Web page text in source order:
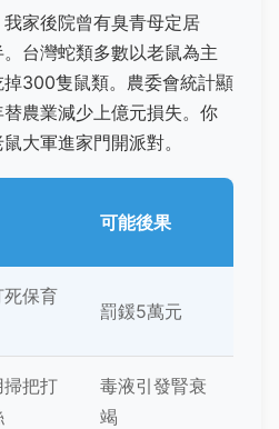
家後院曾有臭青母定居
台灣蛇類多數以老鼠為主
300隻鼠類。農委會統計顯
農業減少上億元損失。你
大軍進家門開派對。
可能後果
保育
罰鍰5萬元
掃把打
毒液引發腎衰
竭